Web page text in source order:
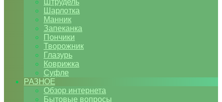
Штрудель
Шарлотка
Манник
Запеканка
Пончики
Творожник
Глазурь
Коврижка
Суфле
РАЗНОЕ
Обзор интернета
Бытовые вопросы